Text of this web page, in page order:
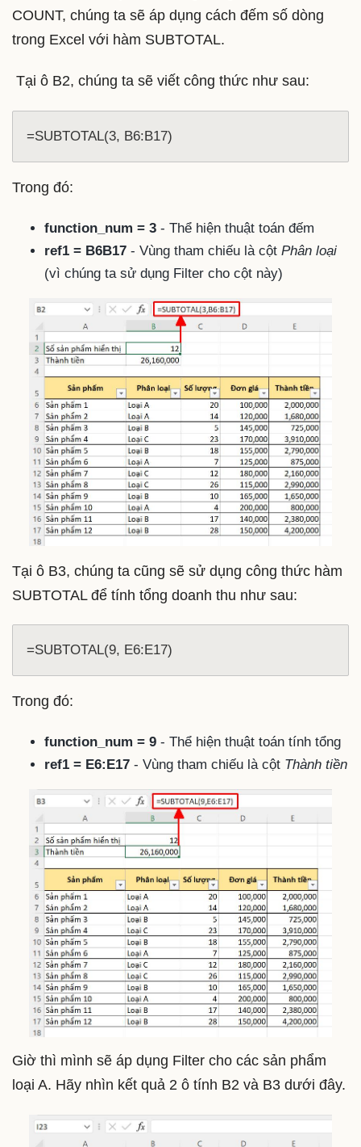
COUNT, chúng ta sẽ áp dụng cách đếm số dòng
trong Excel với hàm SUBTOTAL.
Tại ô B2, chúng ta sẽ viết công thức như sau:
=SUBTOTAL(3, B6:B17)
Trong đó:
function_num = 3 - Thể hiện thuật toán đếm
ref1 = B6B17 - Vùng tham chiếu là cột Phân loại
(vì chúng ta sử dụng Filter cho cột này)
Tại ô B3, chúng ta cũng sẽ sử dụng công thức hàm
SUBTOTAL để tính tổng doanh thu như sau:
=SUBTOTAL(9, E6:E17)
Trong đó:
function_num = 9 - Thể hiện thuật toán tính tổng
ref1 = E6:E17 - Vùng tham chiếu là cột Thành tiền
Giờ thì mình sẽ áp dụng Filter cho các sản phẩm
loại A. Hãy nhìn kết quả 2 ô tính B2 và B3 dưới đây.